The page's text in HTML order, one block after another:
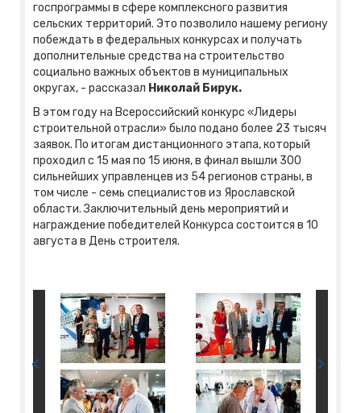
госпрограммы в сфере комплексного развития
сельских территорий. Это позволило нашему региону
побеждать в федеральных конкурсах и получать
дополнительные средства на строительство
социально важных объектов в муниципальных
округах, - рассказал Николай Бирук.
В этом году на Всероссийский конкурс «Лидеры
строительной отрасли» было подано более 23 тысяч
заявок. По итогам дистанционного этапа, который
проходил с 15 мая по 15 июня, в финал вышли 300
сильнейших управленцев из 54 регионов страны, в
том числе - семь специалистов из Ярославской
области. Заключительный день мероприятий и
награждение победителей Конкурса состоится в 10
августа в День строителя.